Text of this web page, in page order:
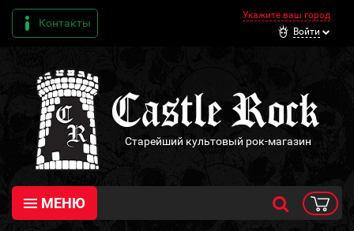
Контакты
Укажите ваш город
Войти
Старейший культовый рок-магазин
МЕНЮ